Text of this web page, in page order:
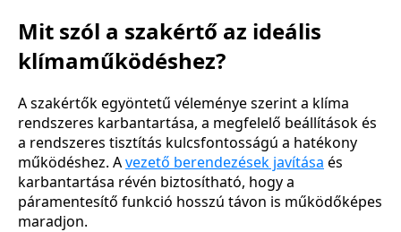
Mit szól a szakértő az ideális
klímaműködéshez?
A szakértők egyöntetű véleménye szerint a klíma
rendszeres karbantartása, a megfelelő beállítások és
a rendszeres tisztítás kulcsfontosságú a hatékony
működéshez. Avezető berendezések javítása és
karbantartása révén biztosítható, hogy a
páramentesítő funkció hosszú távon is működőképes
maradjon.